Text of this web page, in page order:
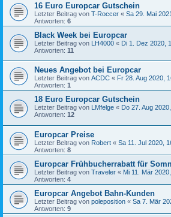
16 Euro Europcar Gutschein
Letzter Beitrag von T-Roccer « Sa 29. Mai
Antworten: 6
Black Week bei Europcar
Letzter Beitrag von LH4000 « Di 1. Dez 2020,
Antworten: 11
Neues Angebot bei Europcar
Letzter Beitrag von ACDC « Fr 28. Aug 2020,
Antworten: 1
18 Euro Europcar Gutschein
Letzter Beitrag von LMfelge « Do 27. Aug
Antworten: 12
Europcar Preise
Letzter Beitrag von Robert « Sa 11. Jul 2020,
Antworten: 8
Europcar Frühbucherrabatt für
Letzter Beitrag von Traveler « Mi 11. Mär
Antworten: 4
Europcar Angebot Bahn-Kunden
Letzter Beitrag von poleposition « Sa 7. Mär
Antworten: 9